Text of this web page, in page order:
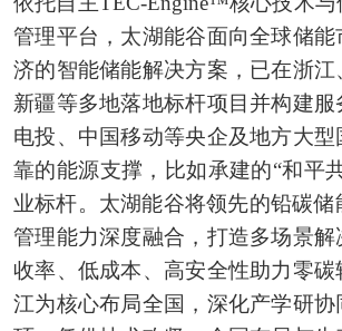
管理平台，太湖能谷面向全球储
济的智能储能解决方案，已在浙江
新疆等多地落地标杆项目并构建
电投、中国移动等央企及地方大
靠的能源支撑，比如承建的“和平
业标杆。太湖能谷将领先的铅碳
管理能力深度融合，打造多场景解
收率、低成本、高安全性助力零
江为核心布局全国，深化产学研协